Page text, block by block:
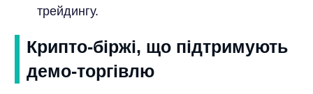
трейдингу.
Крипто-біржі, що підтримують
демо-торгівлю